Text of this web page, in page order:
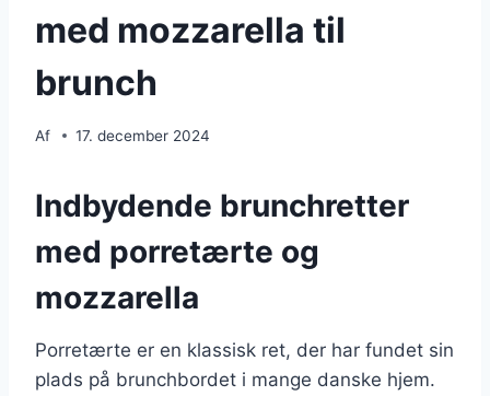
med mozzarella til
brunch
Af 17. december 2024
Indbydende brunchretter
med porretærte og
mozzarella
Porretærte er en klassisk ret, der har fundet sin
plads på brunchbordet i mange danske hjem.